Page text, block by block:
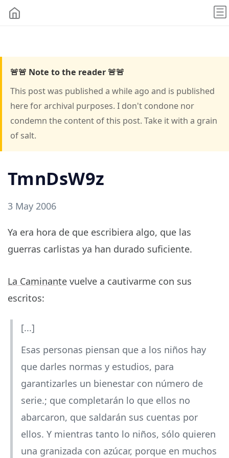
🚨🚨 Note to the reader 🚨🚨
This post was published a while ago and is published
here for archival purposes. I don't condone nor
condemn the content of this post. Take it with a grain
of salt.
TmnDsW9z
3 May 2006
Ya era hora de que escribiera algo, que las
guerras carlistas ya han durado suficiente.
La Caminante vuelve a cautivarme con sus
escritos:
[...]
Esas personas piensan que a los niños hay
que darles normas y estudios, para
garantizarles un bienestar con número de
serie.; que completarán lo que ellos no
abarcaron, que saldarán sus cuentas por
ellos. Y mientras tanto lo niños, sólo quieren
una granizada con azúcar, porque en muchos